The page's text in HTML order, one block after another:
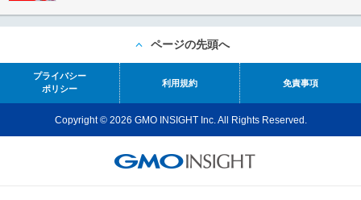
ページの先頭へ
プライバシー
ポリシー
利用規約 免責事項
Copyright © 2026 GMO INSIGHT Inc. All Rights Reserved.